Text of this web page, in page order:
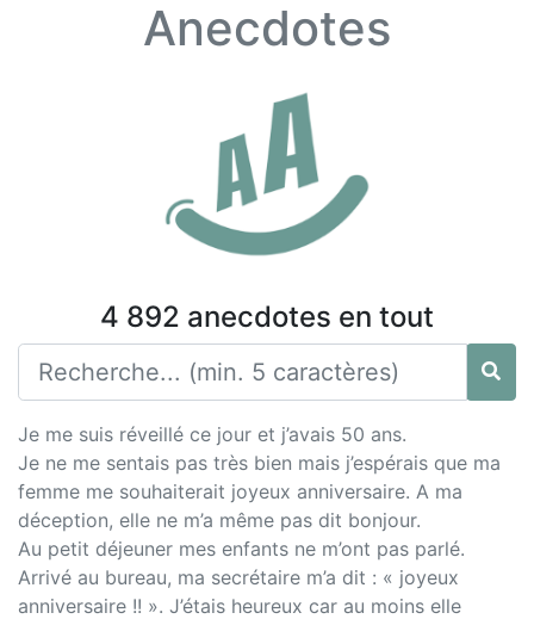
Anecdotes
4 892 anecdotes en tout
Je me suis réveillé ce jour et j’avais 50 ans.
Je ne me sentais pas très bien mais j’espérais que ma
femme me souhaiterait joyeux anniversaire. A ma
déception, elle ne m’a même pas dit bonjour.
Au petit déjeuner mes enfants ne m’ont pas parlé.
Arrivé au bureau, ma secrétaire m’a dit : « joyeux
anniversaire !! ». J’étais heureux car au moins elle